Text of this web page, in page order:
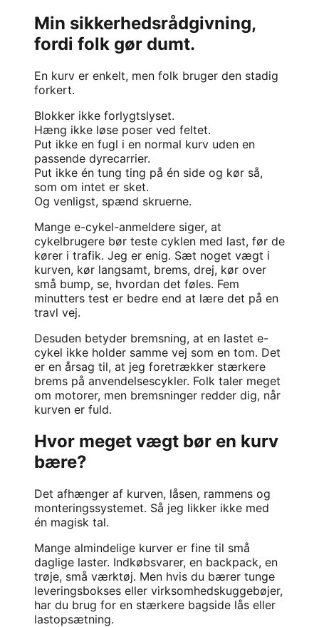
Min sikkerhedsrådgivning,
fordi folk gør dumt.
En kurv er enkelt, men folk bruger den stadig
forkert.
Blokker ikke forlygtslyset.
Hæng ikke løse poser ved feltet.
Put ikke en fugl i en normal kurv uden en
passende dyrecarrier.
Put ikke én tung ting på én side og kør så,
som om intet er sket.
Og venligst, spænd skruerne.
Mange e-cykel-anmeldere siger, at
cykelbrugere bør teste cyklen med last, før de
kører i trafik. Jeg er enig. Sæt noget vægt i
kurven, kør langsamt, brems, drej, kør over
små bump, se, hvordan det føles. Fem
minutters test er bedre end at lære det på en
travl vej.
Desuden betyder bremsning, at en lastet e-
cykel ikke holder samme vej som en tom. Det
er en årsag til, at jeg foretrækker stærkere
brems på anvendelsescykler. Folk taler meget
om motorer, men bremsninger redder dig, når
kurven er fuld.
Hvor meget vægt bør en kurv
bære?
Det afhænger af kurven, låsen, rammens og
monteringssystemet. Så jeg likker ikke med
én magisk tal.
Mange almindelige kurver er fine til små
daglige laster. Indkøbsvarer, en backpack, en
trøje, små værktøj. Men hvis du bærer tunge
leveringsbokses eller virksomhedskuggebøjer,
har du brug for en stærkere bagside lås eller
lastopsætning.